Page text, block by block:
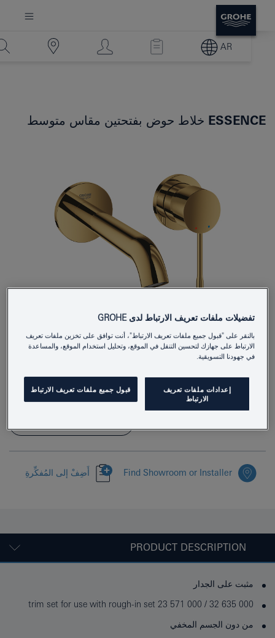
AR
ESSENCE خلاط حوض بفتحتين مقاس متوسط
Product Number
29192GL1
cool sunrise
Find Showroom or Installer أَضِفْ إلى المُفكِّرةِ
PRODUCT DESCRIPTION
مثبت على الجدار
trim set for use with rough-in set 23 571 000 / 32 635 000
من دون الجسم المخفي
تفضيلات ملفات تعريف الارتباط لدى GROHE
بالنقر على "قبول جميع ملفات تعريف الارتباط"، أنت توافق على تخزين ملفات تعريف
الارتباط على جهازك لتحسين التنقل في الموقع، وتحليل استخدام الموقع، والمساعدة
في جهودنا التسويقية.
إعدادات ملفات تعريف
الارتباط
قبول جميع ملفات تعريف الارتباط